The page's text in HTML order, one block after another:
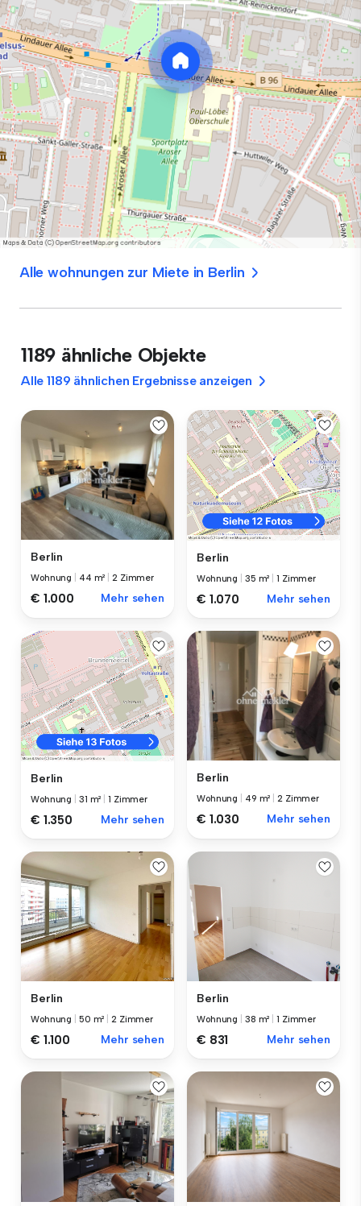
Alle wohnungen zur Miete in Berlin
1189 ähnliche Objekte
Alle 1189 ähnlichen Ergebnisse anzeigen
Berlin
Wohnung 44 m² |2 Zimmer
€ 1.000 Mehr sehen
Berlin
Wohnung 35 m² |1 Zimmer
€ 1.070 Mehr sehen
Berlin
Wohnung 31 m² |1 Zimmer
€ 1.350 Mehr sehen
Berlin
Wohnung 49 m² |2 Zimmer
€ 1.030 Mehr sehen
Berlin
Wohnung 50 m² |2 Zimmer
€ 1.100 Mehr sehen
Berlin
Wohnung 38 m² |1 Zimmer
€ 831 Mehr sehen